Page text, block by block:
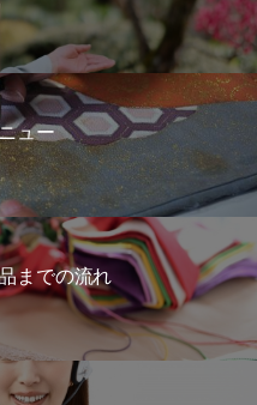
ュー
までの流れ